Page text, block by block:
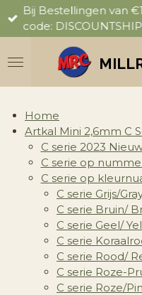
Ga
direct
de
hoofdinhoud
Bij Bestellingen van
code:
Home
Artkal Mini 2,6mm C
C serie 2023
C serie op
C serie op
C serie Grijs/
C serie Bruin/
C serie Geel/
C serie
C serie Rood/
C serie Roze-
C serie Roze/